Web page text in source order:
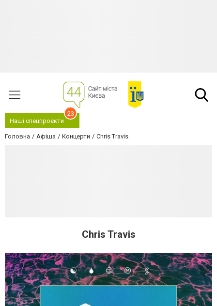
Наші спецпроєкти
23
Головна Афіша Концерти Chris Travis
Chris Travis